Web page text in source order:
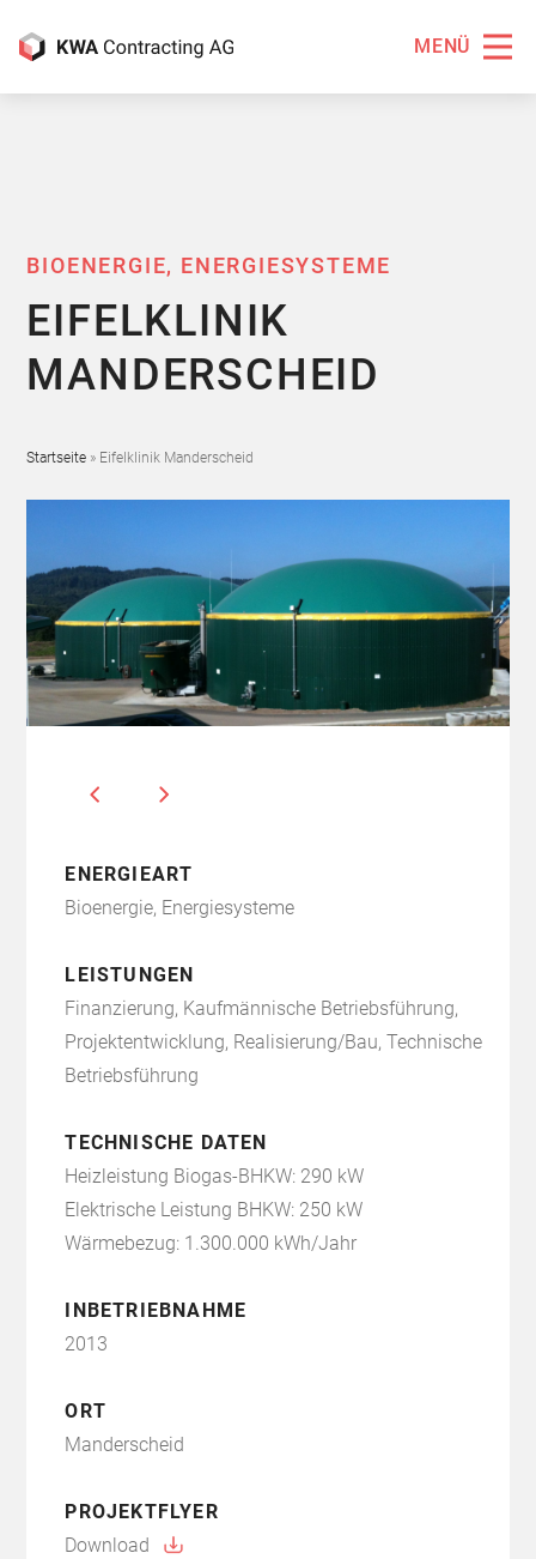
BIOENERGIE, ENERGIESYSTEME
EIFELKLINIK
MANDERSCHEID
Startseite » Eifelklinik Manderscheid
ENERGIEART
Bioenergie, Energiesysteme
LEISTUNGEN
Finanzierung, Kaufmännische Betriebsführung,
Projektentwicklung, Realisierung/Bau, Technische
Betriebsführung
TECHNISCHE DATEN
Heizleistung Biogas-BHKW: 290 kW
Elektrische Leistung BHKW: 250 kW
Wärmebezug: 1.300.000 kWh/Jahr
INBETRIEBNAHME
2013
ORT
Manderscheid
PROJEKTFLYER
Download
MENÜ